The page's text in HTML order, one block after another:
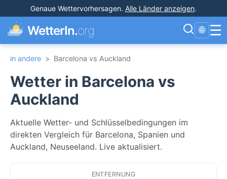
Genaue Wettervorhersagen. Alle Länder anzeigen.
WetterIn.org 🌐 ☰
in andere > Barcelona vs Auckland
Wetter in Barcelona vs
Auckland
Aktuelle Wetter- und Schlüsselbedingungen im
direkten Vergleich für Barcelona, Spanien und
Auckland, Neuseeland. Live aktualisiert.
ENTFERNUNG